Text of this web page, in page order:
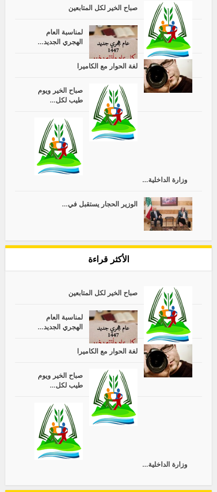
صباح الخير لكل المتابعين
لمناسبة العام
الهجري الجديد...
لغة الحوار مع الكاميرا
صباح الخير ويوم
طيب لكل...
وزارة الداخلية...
الوزير الحجار يستقبل في...
الأكثر قراءة
صباح الخير لكل المتابعين
لمناسبة العام
الهجري الجديد...
لغة الحوار مع الكاميرا
صباح الخير ويوم
طيب لكل...
وزارة الداخلية...